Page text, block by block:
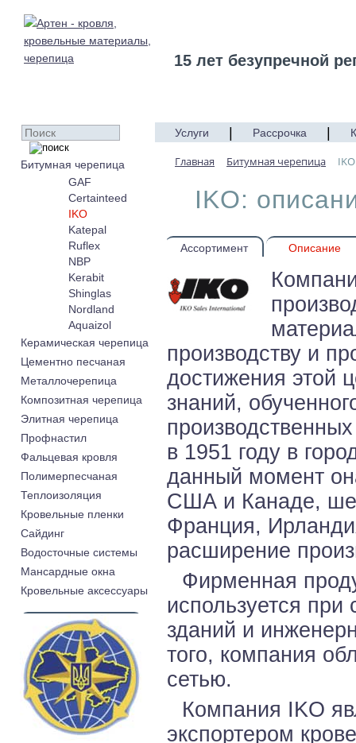
15 лет безупречной
Битумная черепица
GAF
Certainteed
IKO
Katepal
Ruflex
NBP
Kerabit
Shinglas
Nordland
Aquaizol
Керамическая черепица
Цементно песчаная
Металлочерепица
Композитная черепица
Элитная черепица
Профнастил
Фальцевая кровля
Полимерпесчаная
Теплоизоляция
Кровельные пленки
Cайдинг
Водосточные системы
Мансардные окна
Кровельные аксессуары
Услуги Рассрочка
Главная Битумная черепица IKO
IKO:
Ассортимент Описание
производству и
достижения этой
знаний,
в 1951 году в
данный момент
США и Канаде,
Франция,
расширение
Фирменная
используется
зданий и
того, компания
сетью.
Компания IKO
экспортером